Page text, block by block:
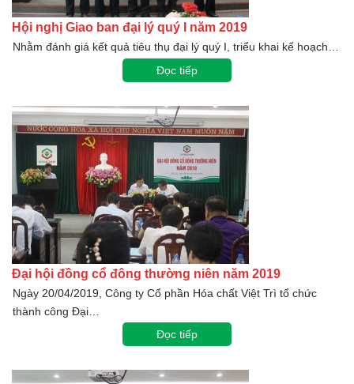
Hội nghị Giao ban đại lý quý I năm 2019
Nhằm đánh giá kết quả tiêu thụ đại lý quý I, triểu khai kế hoạch…
Đọc tiếp
Đại hội đồng cổ đông thường niên năm 2019
Ngày 20/04/2019, Công ty Cổ phần Hóa chất Việt Trì tổ chức
thành công Đại…
Đọc tiếp